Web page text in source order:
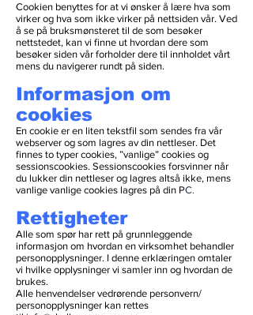
Cookien benyttes for at vi ønsker å lære hva som
virker og hva som ikke virker på nettsiden vår. Ved
å se på bruksmønsteret til de som besøker
nettstedet, kan vi finne ut hvordan dere som
besøker siden vår forholder dere til innholdet vårt
mens du navigerer rundt på siden.
Informasjon om
cookies
En cookie er en liten tekstfil som sendes fra vår
webserver og som lagres av din nettleser. Det
finnes to typer cookies, ”vanlige” cookies og
sessionscookies. Sessionscookies forsvinner når
du lukker din nettleser og lagres altså ikke, mens
vanlige vanlige cookies lagres på din PC.
Rettigheter
Alle som spør har rett på grunnleggende
informasjon om hvordan en virksomhet behandler
personopplysninger. I denne erklæringen omtaler
vi hvilke opplysninger vi samler inn og hvordan de
brukes.
Alle henvendelser vedrørende personvern/
personopplysninger kan rettes